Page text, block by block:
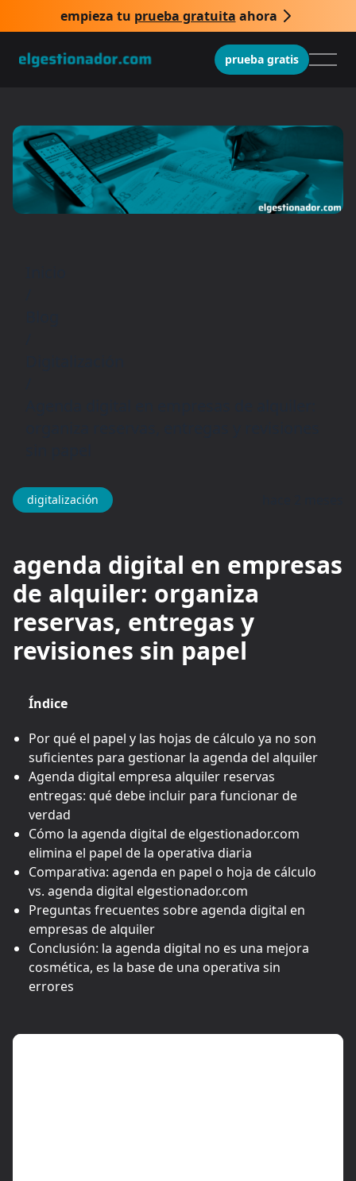
empieza tu prueba gratuita ahora
prueba gratis
digitalización
agenda digital en empresas
de alquiler: organiza
reservas, entregas y
revisiones sin papel
Índice
Por qué el papel y las hojas de cálculo ya no son
suficientes para gestionar la agenda del alquiler
Agenda digital empresa alquiler reservas
entregas: qué debe incluir para funcionar de
verdad
Cómo la agenda digital de elgestionador.com
elimina el papel de la operativa diaria
Comparativa: agenda en papel o hoja de cálculo
vs. agenda digital elgestionador.com
Preguntas frecuentes sobre agenda digital en
empresas de alquiler
Conclusión: la agenda digital no es una mejora
cosmética, es la base de una operativa sin
errores